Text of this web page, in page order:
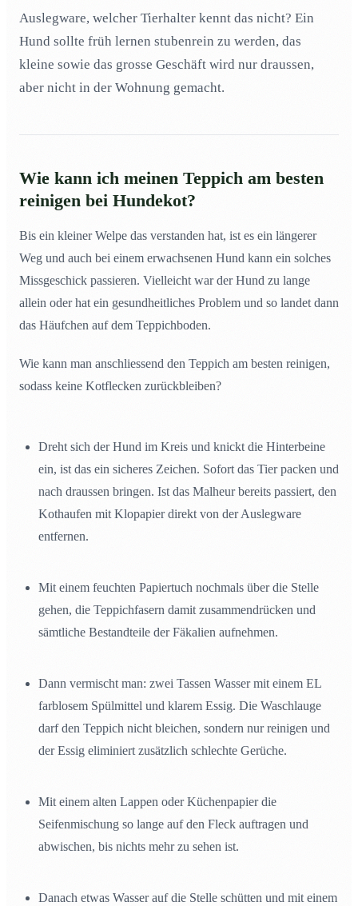
Teppichboden reinigen, wenn der Hund gebrochen hat
04Hundegeruch in der Wohnung? Dann hilft eine
05
Meine Katze uriniert in der Wohnung! Effektiv den
Teppich reinigen!
Hausmittel?
Teppichreinigung sofort!
08Meine Katze und mein Hund haaren entsetzlich. Wie
Haustierhaltung in einer Mietswohnung – Gründliche
Teppichreinigung ist ein Muss!
Auslegware, welcher Tierhalter kennt das nicht? Ein
Hund sollte früh lernen stubenrein zu werden, das
kleine sowie das grosse Geschäft wird nur draussen,
aber nicht in der Wohnung gemacht.
Wie kann ich meinen Teppich am besten
reinigen bei Hundekot?
Bis ein kleiner Welpe das verstanden hat, ist es ein längerer
Weg und auch bei einem erwachsenen Hund kann ein solches
Missgeschick passieren. Vielleicht war der Hund zu lange
allein oder hat ein gesundheitliches Problem und so landet dann
das Häufchen auf dem Teppichboden.
Wie kann man anschliessend den Teppich am besten reinigen,
sodass keine Kotflecken zurückbleiben?
Dreht sich der Hund im Kreis und knickt die Hinterbeine
ein, ist das ein sicheres Zeichen. Sofort das Tier packen und
nach draussen bringen. Ist das Malheur bereits passiert, den
Kothaufen mit Klopapier direkt von der Auslegware
entfernen.
Mit einem feuchten Papiertuch nochmals über die Stelle
gehen, die Teppichfasern damit zusammendrücken und
sämtliche Bestandteile der Fäkalien aufnehmen.
Dann vermischt man: zwei Tassen Wasser mit einem EL
farblosem Spülmittel und klarem Essig. Die Waschlauge
darf den Teppich nicht bleichen, sondern nur reinigen und
der Essig eliminiert zusätzlich schlechte Gerüche.
Mit einem alten Lappen oder Küchenpapier die
Seifenmischung so lange auf den Fleck auftragen und
abwischen, bis nichts mehr zu sehen ist.
Danach etwas Wasser auf die Stelle schütten und mit einem